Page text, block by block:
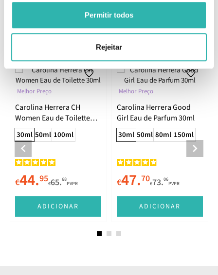
Permitir todos
Rejeitar
Informações de Fabricante
Produtos Relacionados
Melhor Preço
Carolina Herrera CH
Women Eau de Toilette
30ml
30ml 50ml 100ml
€44.95€65.68
PVPR
ADICIONAR
Melhor Preço
Carolina Herrera Good
Girl Eau de Parfum 30ml
30ml 50ml 80ml 150ml
€47.70€73.06
PVPR
ADICIONAR